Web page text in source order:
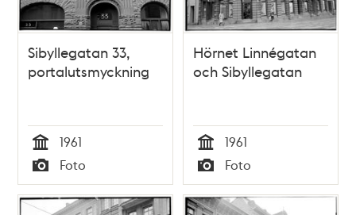
Sibyllegatan 33,
portalutsmyckning
Tid
1961
Typ
Foto
Hörnet Linnégatan
och Sibyllegatan
Tid
1961
Typ
Foto